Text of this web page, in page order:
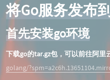
将Go服务发布
首先安装go环境
下载go的tar.gz包，可以前往阿里
golang/